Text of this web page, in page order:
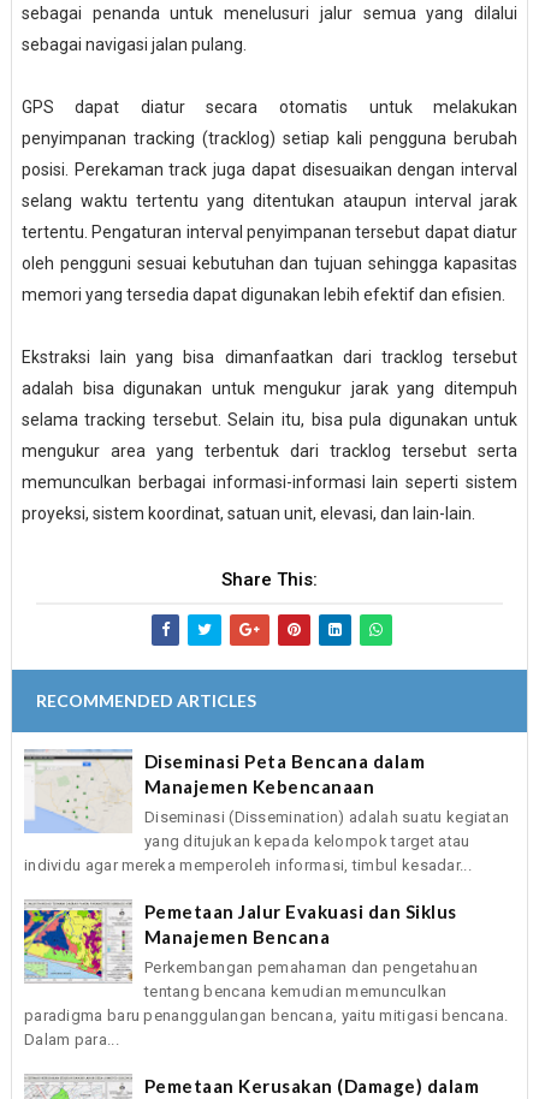
sebagai penanda untuk menelusuri jalur semua yang dilalui
sebagai navigasi jalan pulang.
GPS dapat diatur secara otomatis untuk melakukan
penyimpanan tracking (tracklog) setiap kali pengguna berubah
posisi. Perekaman track juga dapat disesuaikan dengan interval
selang waktu tertentu yang ditentukan ataupun interval jarak
tertentu. Pengaturan interval penyimpanan tersebut dapat diatur
oleh pengguni sesuai kebutuhan dan tujuan sehingga kapasitas
memori yang tersedia dapat digunakan lebih efektif dan efisien.
Ekstraksi lain yang bisa dimanfaatkan dari tracklog tersebut
adalah bisa digunakan untuk mengukur jarak yang ditempuh
selama tracking tersebut. Selain itu, bisa pula digunakan untuk
mengukur area yang terbentuk dari tracklog tersebut serta
memunculkan berbagai informasi-informasi lain seperti sistem
proyeksi, sistem koordinat, satuan unit, elevasi, dan lain-lain.
Share This:
RECOMMENDED ARTICLES
Diseminasi Peta Bencana dalam
Manajemen Kebencanaan
Diseminasi (Dissemination) adalah suatu kegiatan
yang ditujukan kepada kelompok target atau
individu agar mereka memperoleh informasi, timbul kesadar...
Pemetaan Jalur Evakuasi dan Siklus
Manajemen Bencana
Perkembangan pemahaman dan pengetahuan
tentang bencana kemudian memunculkan
paradigma baru penanggulangan bencana, yaitu mitigasi bencana.
Dalam para...
Pemetaan Kerusakan (Damage) dalam